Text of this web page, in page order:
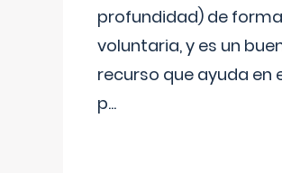
profundidad) de forma
voluntaria, y es un
recurso que ayuda en
p...